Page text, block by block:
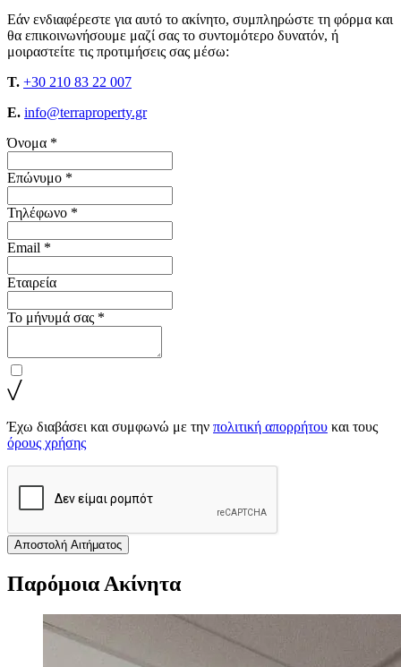
Εάν ενδιαφέρεστε για αυτό το ακίνητο, συμπληρώστε τη φόρμα και
θα επικοινωνήσουμε μαζί σας το συντομότερο δυνατόν, ή
μοιραστείτε τις προτιμήσεις σας μέσω:
T. +30 210 83 22 007
E. info@terraproperty.gr
Όνομα *
Επώνυμο *
Τηλέφωνο *
Email *
Εταιρεία
Το μήνυμά σας *
Έχω διαβάσει και συμφωνώ με την πολιτική απορρήτου και τους
όρους χρήσης
Αποστολή Αιτήματος
Παρόμοια Ακίνητα